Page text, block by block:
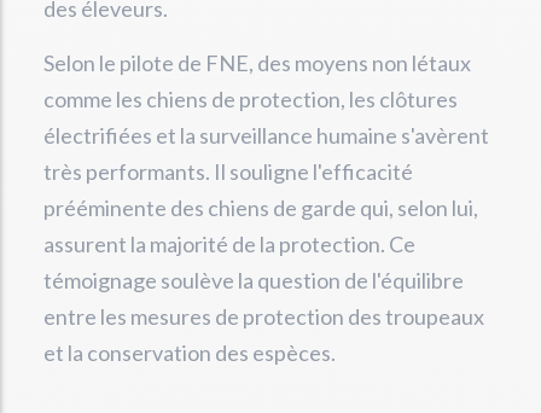
des éleveurs.
Selon le pilote de FNE, des moyens non létaux
comme les chiens de protection, les clôtures
électrifiées et la surveillance humaine s'avèrent
très performants. Il souligne l'efficacité
prééminente des chiens de garde qui, selon lui,
assurent la majorité de la protection. Ce
témoignage soulève la question de l'équilibre
entre les mesures de protection des troupeaux
et la conservation des espèces.